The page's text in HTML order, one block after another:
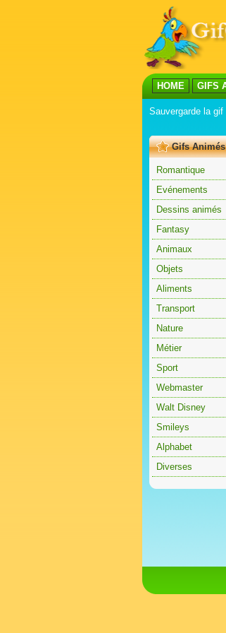
HOME GIFS
Sauvergarde la gif
Gifs Animés
Romantique
Evénements
Dessins animés
Fantasy
Animaux
Objets
Aliments
Transport
Nature
Métier
Sport
Webmaster
Walt Disney
Smileys
Alphabet
Diverses